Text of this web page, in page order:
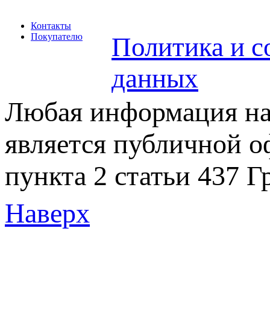
Контакты
Покупателю
Политика и
данных
Любая информация на
является публичной
пункта 2 статьи 437
Наверх